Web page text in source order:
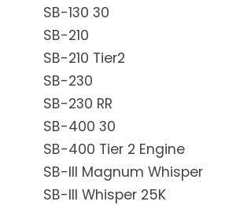
SB-130 30
SB-210
SB-210 Tier2
SB-230
SB-230 RR
SB-400 30
SB-400 Tier 2 Engine
SB-III Magnum Whisper
SB-III Whisper 25K